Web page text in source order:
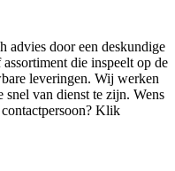
advies door een deskundige
die inspeelt op de
leveringen. Wij werken
snel van dienst te zijn. Wens
Klik